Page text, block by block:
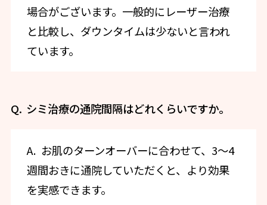
場合がございます。一般的にレーザー治療
と比較し、ダウンタイムは少ないと言われ
ています。
シミ治療の通院間隔はどれくらいですか。
お肌のターンオーバーに合わせて、3〜4
週間おきに通院していただくと、より効果
を実感できます。